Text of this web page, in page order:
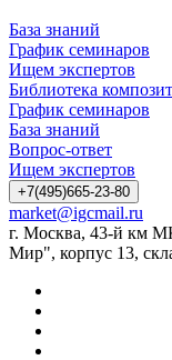
База знаний
График семинаров
Ищем экспертов
Библиотека
График семинаров
База знаний
Вопрос-ответ
Ищем экспертов
+7(495)665-23-80
market@igcmail.ru
г. Москва, 43-й км
Мир", корпус 13,